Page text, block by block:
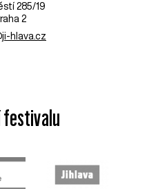
285/19
2
hlava.cz
festivalu